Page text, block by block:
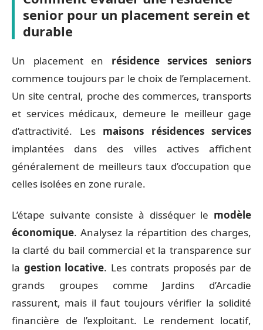
senior pour un placement serein et
durable
Un placement en résidence services seniors
commence toujours par le choix de l’emplacement.
Un site central, proche des commerces, transports
et services médicaux, demeure le meilleur gage
d’attractivité. Les maisons résidences services
implantées dans des villes actives affichent
généralement de meilleurs taux d’occupation que
celles isolées en zone rurale.
L’étape suivante consiste à disséquer le modèle
économique. Analysez la répartition des charges,
la clarté du bail commercial et la transparence sur
la gestion locative. Les contrats proposés par de
grands groupes comme Jardins d’Arcadie
rassurent, mais il faut toujours vérifier la solidité
financière de l’exploitant. Le rendement locatif,